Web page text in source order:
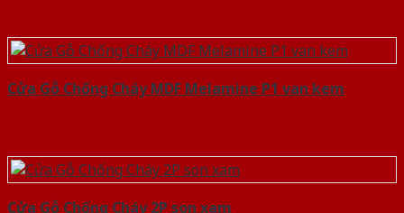
Cửa Gỗ Chống Cháy MDF Melamine P1 van kem
Cửa Gỗ Chống Cháy 2P son xam